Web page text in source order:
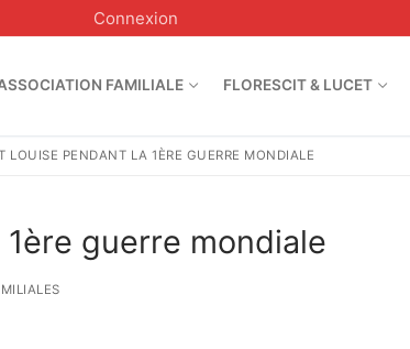
Connexion
FAMILIALE FLORESCIT & LUCET
LOUISE PENDANT LA 1ÈRE GUERRE MONDIALE
guerre mondiale